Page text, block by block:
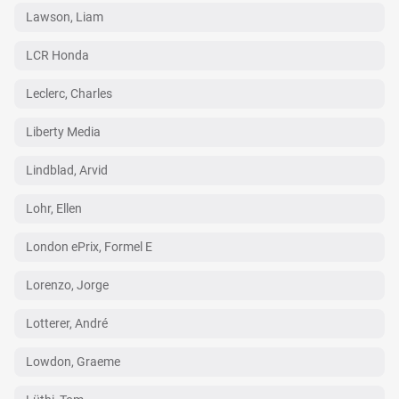
Lawson, Liam
LCR Honda
Leclerc, Charles
Liberty Media
Lindblad, Arvid
Lohr, Ellen
London ePrix, Formel E
Lorenzo, Jorge
Lotterer, André
Lowdon, Graeme